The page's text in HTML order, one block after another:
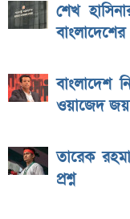
শেখ
বাংলাদেশের
বাংলাদেশ
ওয়াজেদ জয়
তারেক
প্রশ্ন